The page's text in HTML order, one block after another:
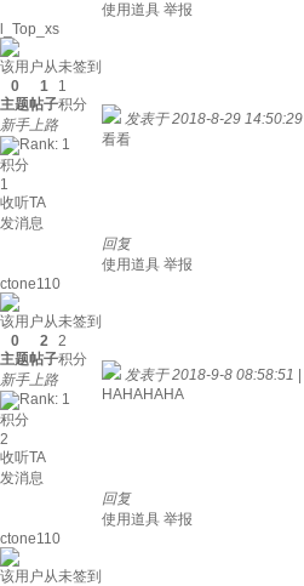
使用道具 举报
l_Top_xs
该用户从未签到
0
主题
1
帖子
1
积分
新手上路
积分
1
收听TA
发消息
发表于 2018-8-29 14:50:29
看看
回复
使用道具 举报
ctone110
该用户从未签到
0
主题
2
帖子
2
积分
新手上路
积分
2
收听TA
发消息
发表于 2018-9-8 08:58:51
HAHAHAHA
回复
使用道具 举报
ctone110
该用户从未签到